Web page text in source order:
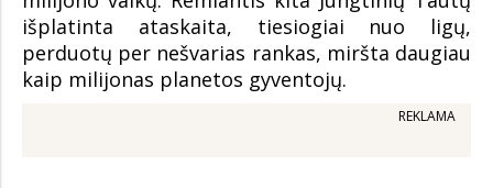
išplatinta ataskaita, tiesiogiai nuo ligų,
perduotų per nešvarias rankas, miršta daugiau
kaip milijonas planetos gyventojų.
REKLAMA